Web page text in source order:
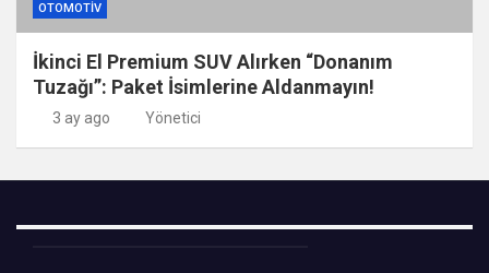
OTOMOTIV
İkinci El Premium SUV Alırken “Donanım
Tuzağı”: Paket İsimlerine Aldanmayın!
3 ay ago Yönetici